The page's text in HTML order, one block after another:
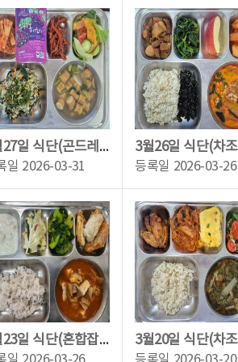
3월27일 식단(곤드레영양밥(달래장),어묵탕,두부채소샐러드,진미오징어채조림,배추김치...
일 2026-03-31
등록일 2026-03-26
3월23일 식단(혼합잡곡밥,고기듬뿍김치찌개(목살),청경채나물,대만식지파이,백김치,망...